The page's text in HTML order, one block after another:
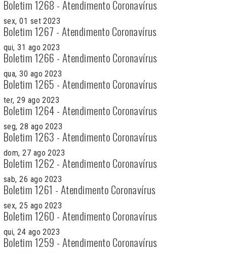
Boletim 1268 - Atendimento Coronavírus
sex, 01 set 2023
Boletim 1267 - Atendimento Coronavírus
qui, 31 ago 2023
Boletim 1266 - Atendimento Coronavírus
qua, 30 ago 2023
Boletim 1265 - Atendimento Coronavírus
ter, 29 ago 2023
Boletim 1264 - Atendimento Coronavírus
seg, 28 ago 2023
Boletim 1263 - Atendimento Coronavírus
dom, 27 ago 2023
Boletim 1262 - Atendimento Coronavírus
sab, 26 ago 2023
Boletim 1261 - Atendimento Coronavírus
sex, 25 ago 2023
Boletim 1260 - Atendimento Coronavírus
qui, 24 ago 2023
Boletim 1259 - Atendimento Coronavírus